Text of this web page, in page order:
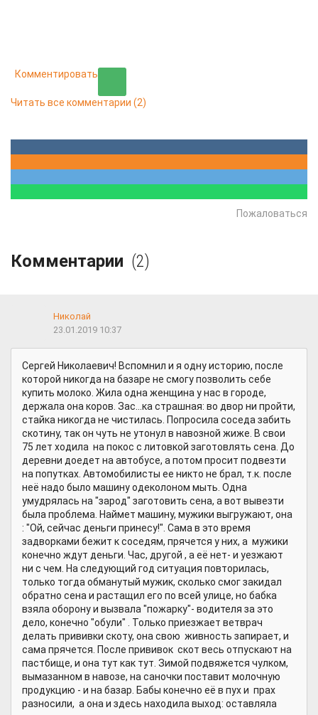
Комментировать
Читать все комментарии (2)
Пожаловаться
Комментарии (2)
Николай
23.01.2019 10:37
Сергей Николаевич! Вспомнил и я одну историю, после
которой никогда на базаре не смогу позволить себе
купить молоко. Жила одна женщина у нас в городе,
держала она коров. Зас...ка страшная: во двор ни пройти,
стайка никогда не чистилась. Попросила соседа забить
скотину, так он чуть не утонул в навозной жиже. В свои
75 лет ходила на покос с литовкой заготовлять сена. До
деревни доедет на автобусе, а потом просит подвезти
на попутках. Автомобилисты ее никто не брал, т.к. после
неё надо было машину одеколоном мыть. Одна
умудрялась на "зарод" заготовить сена, а вот вывезти
была проблема. Наймет машину, мужики выгружают, она
: "Ой, сейчас деньги принесу!". Сама в это время
задворками бежит к соседям, прячется у них, а мужики
конечно ждут деньги. Час, другой , а её нет- и уезжают
ни с чем. На следующий год ситуация повторилась,
только тогда обманутый мужик, сколько смог закидал
обратно сена и растащил его по всей улице, но бабка
взяла оборону и вызвала "пожарку"- водителя за это
дело, конечно "обули" . Только приезжает ветврач
делать прививки скоту, она свою живность запирает, и
сама прячется. После прививок скот весь отпускают на
пастбище, и она тут как тут. Зимой подвяжется чулком,
вымазанном в навозе, на саночки поставит молочную
продукцию - и на базар. Бабы конечно её в пух и прах
разносили, а она и здесь находила выход: оставляла